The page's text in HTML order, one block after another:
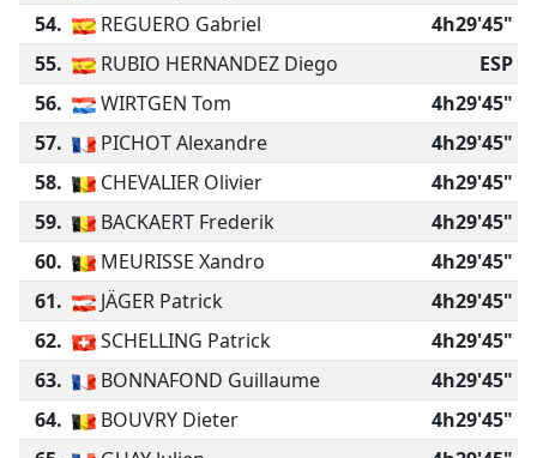
54.
REGUERO Gabriel
4h29'45"
55.
RUBIO HERNANDEZ Diego
ESP
56.
WIRTGEN Tom
4h29'45"
57.
PICHOT Alexandre
4h29'45"
58.
CHEVALIER Olivier
4h29'45"
59.
BACKAERT Frederik
4h29'45"
60.
MEURISSE Xandro
4h29'45"
61.
JÄGER Patrick
4h29'45"
62.
SCHELLING Patrick
4h29'45"
63.
BONNAFOND Guillaume
4h29'45"
64.
BOUVRY Dieter
4h29'45"